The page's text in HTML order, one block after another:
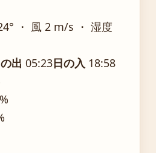
・ 風 2 m/s ・ 湿度
出 05:23日の入 18:58